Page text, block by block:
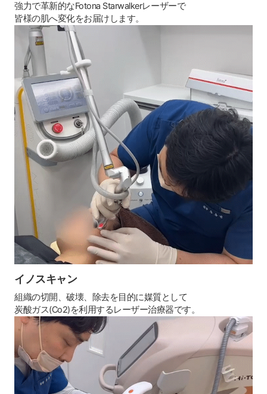
強力で革新的なFotona Starwalkerレーザーで
皆様の肌へ変化をお届けします。
イノスキャン
組織の切開、破壊、除去を目的に媒質として
炭酸ガス(Co2)を利用するレーザー治療器です。